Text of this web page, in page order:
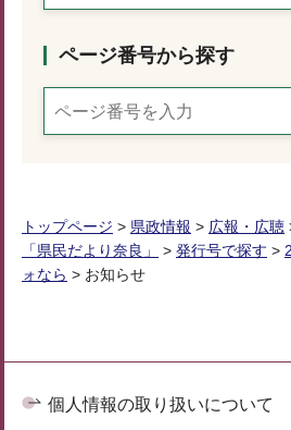
ページ番号から探す
トップページ > 県政情報 > 広報・広聴
「県民だより奈良」
> 発行号で探す >
ォなら > お知らせ
個人情報の取り扱いについて